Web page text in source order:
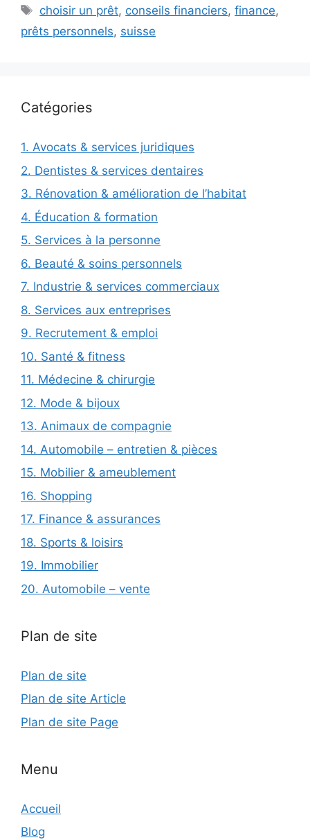
Étiquettes
choisir un prêt, conseils financiers,finance,
prêts personnels, suisse
Catégories
1. Avocats & services juridiques
2. Dentistes & services dentaires
3. Rénovation & amélioration de l’habitat
4. Éducation & formation
5. Services à la personne
6. Beauté & soins personnels
7. Industrie & services commerciaux
8. Services aux entreprises
9. Recrutement & emploi
10. Santé & fitness
11. Médecine & chirurgie
12. Mode & bijoux
13. Animaux de compagnie
14. Automobile – entretien & pièces
15. Mobilier & ameublement
16. Shopping
17. Finance & assurances
18. Sports & loisirs
19. Immobilier
20. Automobile – vente
Plan de site
Plan de site
Plan de site Article
Plan de site Page
Menu
Accueil
Blog